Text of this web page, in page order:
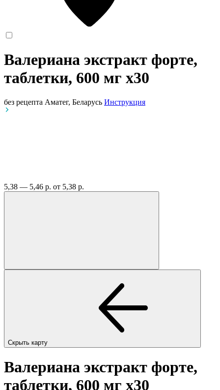
Валериана экстракт форте,
таблетки, 600 мг x30
без рецепта Аматег, Беларусь Инструкция
5,38 — 5,46 р. от 5,38 р.
Скрыть карту
Валериана экстракт форте,
таблетки, 600 мг x30